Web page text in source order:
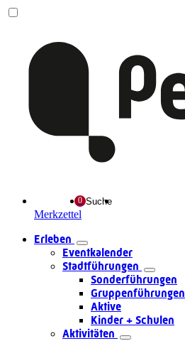
Merkzettel
Suche
Erleben
Eventkalender
Stadtführungen
Sonderführungen
Gruppenführungen
Aktive
Kinder + Schulen
Aktivitäten